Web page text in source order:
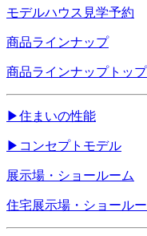
モデルハウス見学予約
商品ラインナップ
商品ラインナップトッ
▶住まいの性能
▶ コンセプトモデル
展示場・ショールーム
住宅展示場・ショール